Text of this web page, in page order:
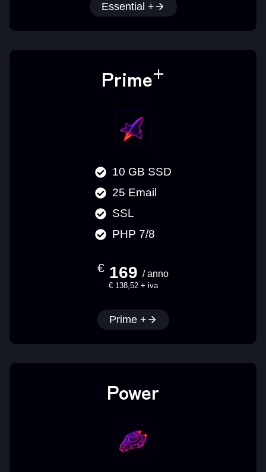
Essential +
Prime+
10 GB SSD
25 Email
SSL
PHP 7/8
€ 169 / anno
€ 138,52 + iva
Prime +
Power